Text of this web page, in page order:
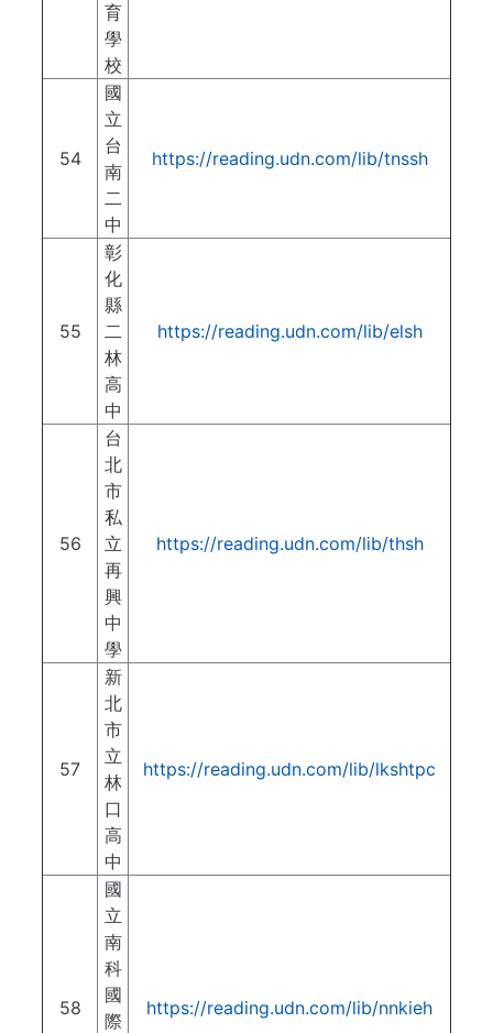
育
學
校
54
國
立
台
南
二
中
https://reading.udn.com/lib/tnssh
55
彰
化
縣
二
林
高
中
https://reading.udn.com/lib/elsh
56
台
北
市
私
立
再
興
中
學
https://reading.udn.com/lib/thsh
57
新
北
市
立
林
口
高
中
https://reading.udn.com/lib/lkshtpc
58
國
立
南
科
國
際
https://reading.udn.com/lib/nnkieh